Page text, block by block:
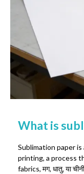
What is
Sublimation paper
printing, a process
fabrics, मग, धातु, या